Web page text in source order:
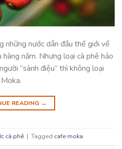
nước dẫn đầu thế giới về
năm. Nhưng loại cà phê hảo
“sành điệu” thì không loại
READING →
cà phê | Tagged cafe moka